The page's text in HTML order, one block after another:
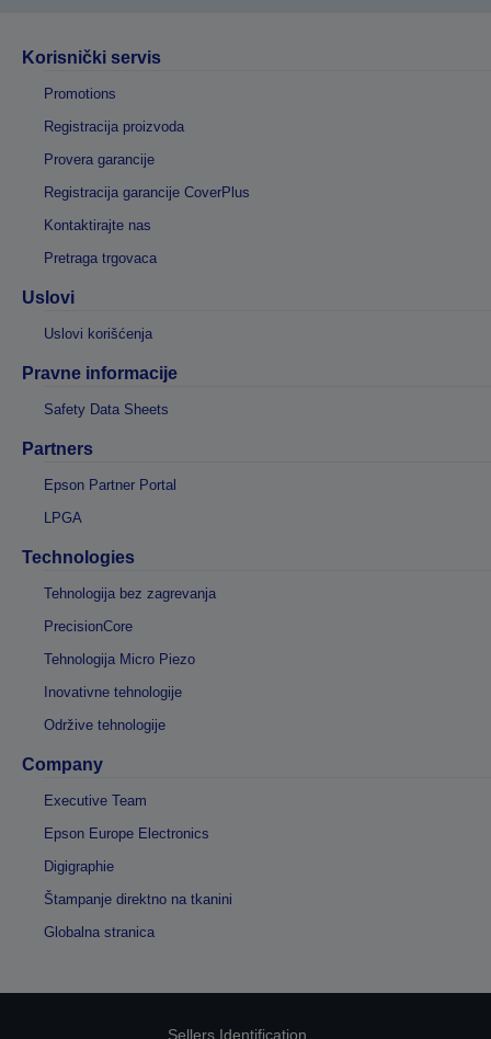
Korisnički servis
Promotions
Registracija proizvoda
Provera garancije
Registracija garancije CoverPlus
Kontaktirajte nas
Pretraga trgovaca
Uslovi
Uslovi korišćenja
Pravne informacije
Safety Data Sheets
Partners
Epson Partner Portal
LPGA
Technologies
Tehnologija bez zagrevanja
PrecisionCore
Tehnologija Micro Piezo
Inovativne tehnologije
Održive tehnologije
Company
Executive Team
Epson Europe Electronics
Digigraphie
Štampanje direktno na tkanini
Globalna stranica
Sellers Identification